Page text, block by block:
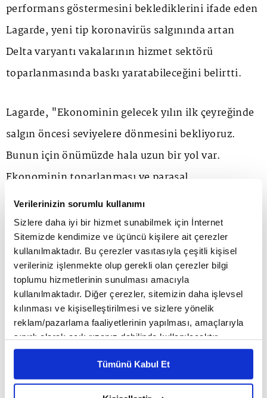
Verilerinizin sorumlu kullanımı
Sizlere daha iyi bir hizmet sunabilmek için İnternet
Sitemizde kendimize ve üçüncü kişilere ait çerezler
kullanılmaktadır. Bu çerezler vasıtasıyla çeşitli kişisel
verileriniz işlenmekte olup gerekli olan çerezler bilgi
toplumu hizmetlerinin sunulması amacıyla
kullanılmaktadır. Diğer çerezler, sitemizin daha işlevsel
kılınması ve kişiselleştirilmesi ve sizlere yönelik
reklam/pazarlama faaliyetlerinin yapılması, amaçlarıyla
sınırlı olarak açık rızanız dahilinde kullanılacaktır.
Çerezlere ilişkin tercihlerinizi çerez paneli vasıtasıyla
belirleyebilirsiniz. Çerezlere ilişkin detaylı bilgi için
Ayarlar butonuna tıklayabilir,Çerez Bilgilendirme
Metnimizi ziyaret edebilirsiniz.
Tümünü Kabul Et
performans göstermesini beklediklerini ifade eden
Lagarde, yeni tip koronavirüs salgınında artan
Delta varyantı vakalarının hizmet sektörü
toparlanmasında baskı yaratabileceğini belirtti.
Lagarde, "Ekonominin gelecek yılın ilk çeyreğinde
salgın öncesi seviyelere dönmesini bekliyoruz.
Bunun için önümüzde hala uzun bir yol var.
Ekonominin toparlanması ve parasal
desteklerimizle beraber enflasyonun orta vadede
yükselmesini fakat hedeflerimizin altında
kalmasını bekliyoruz." ifadelerini kullandı.
SIGORTA
Emeklilere Türkiye Sigorta’dan Özel
Avantajlar
Emeklilere Türkiye
Sigorta’dan Özel Avantajlar